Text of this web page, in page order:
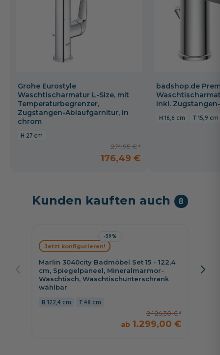
Grohe Eurostyle
Waschtischarmatur L-Size, mit
Temperaturbegrenzer,
Zugstangen-Ablaufgarnitur, in
chrom
27 cm
274,95 €
176,49 €
badshop.de
inkl.
16,6 cm 15,9 cm
Kunden kauften auch 8
-39%
Marlin 3040city Badmöbel Set 15 - 122,4
cm, Spiegelpaneel, Mineralmarmor-
Waschtisch, Waschtischunterschrank
wählbar
122,4 cm 48 cm
2.126,30 €
1.299,00 €
Jetzt konfigurieren!
cm,